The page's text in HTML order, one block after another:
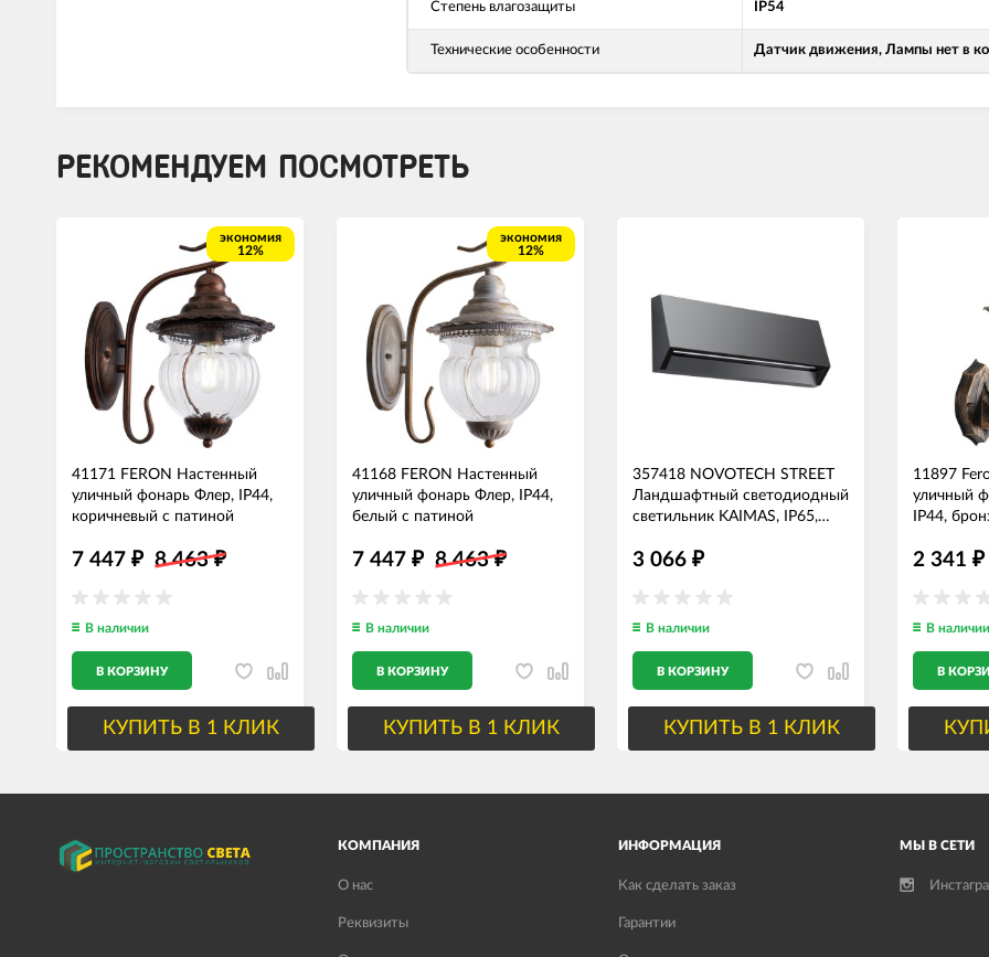
Степень влагозащиты IP54
Технические особенности Датчик движения, Лампы нет в
РЕКОМЕНДУЕМ ПОСМОТРЕТЬ
экономия
12%
41171 FERON Настенный
уличный фонарь Флер, IP44,
коричневый с патиной
7 447 ₽ 8 463₽
В наличии
В КОРЗИНУ
КУПИТЬ В 1 КЛИК
экономия
12%
41168 FERON Настенный
уличный фонарь Флер, IP44,
белый с патиной
7 447₽ 8 463₽
В наличии
В КОРЗИНУ
КУПИТЬ В 1 КЛИК
357418 NOVOTECH STREET
Ландшафтный светодиодный
светильник KAIMAS, IP65,
темно-серый
3 066₽
В наличии
В КОРЗИНУ
КУПИТЬ В 1 КЛИК
11897
уличный
IP44,
2 341₽
В
В
КОМПАНИЯ
О нас
Реквизиты
ИНФОРМАЦИЯ
Как сделать заказ
Гарантии
МЫ В СЕТИ